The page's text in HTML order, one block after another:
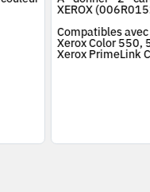
XEROX
Compatibles
Xerox Color 550,
Xerox PrimeLink